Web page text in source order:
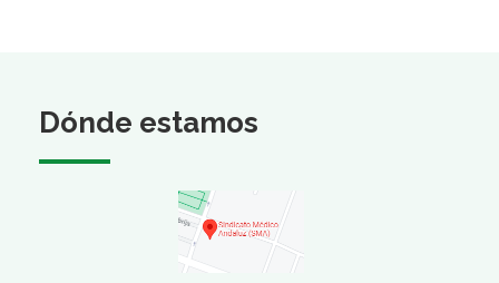
Dónde estamos